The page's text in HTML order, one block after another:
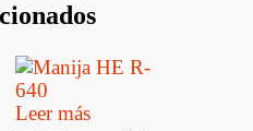
Leer más